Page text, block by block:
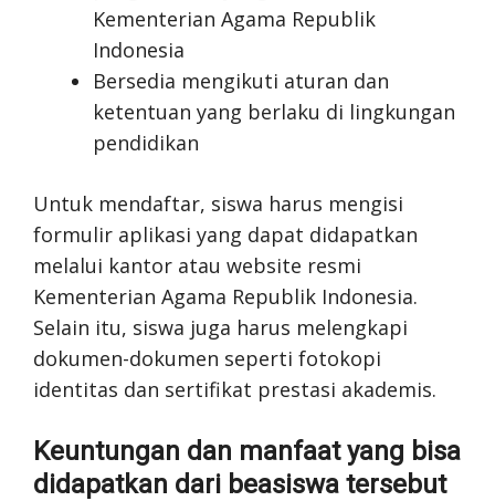
Kementerian Agama Republik
Indonesia
Bersedia mengikuti aturan dan
ketentuan yang berlaku di lingkungan
pendidikan
Untuk mendaftar, siswa harus mengisi
formulir aplikasi yang dapat didapatkan
melalui kantor atau website resmi
Kementerian Agama Republik Indonesia.
Selain itu, siswa juga harus melengkapi
dokumen-dokumen seperti fotokopi
identitas dan sertifikat prestasi akademis.
Keuntungan dan manfaat yang bisa
didapatkan dari beasiswa tersebut